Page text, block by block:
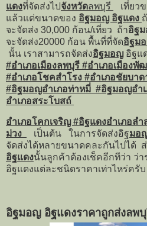
แดงที่จัดส่งไป จังหวัดลพบุรี
เที่ยว
แล้วแต่ขนาดของ อิฐมอญ อิฐแดง
จะจัดส่ง 30,000 ก้อน/เที่ยว ถ้าอิฐ
จะจัดส่ง20000 ก้อน พื้นที่ที่จัดอิฐม
นั้น เราสามารถจัดส่งอิฐมอญอิฐแ
#อำเภอเมืองลพบุรี #อำเภอเมือง
#อำเภอโชคสำโรง #อำเภอชัยบา
#อิฐมอญอำเภอท่าหมี่ #อิฐมอญอำ
อำเภอสระโบสถ์
อำเภอโคกเจริญ #อิฐแดงอำเภอ
ม่วง
เป็นต้น ในการจัดส่งอิฐมอ
จัดส่งได้หลายขนาดคละกันไปได้
อิฐแดงนั้นลูกค้าต้องเช็คอีกทีว่า ว่
อิฐแดงแต่ละชนิดราคาเท่าไหร่ครับ
อิฐมอญ อิฐแดงราคาถูกส่งลพ